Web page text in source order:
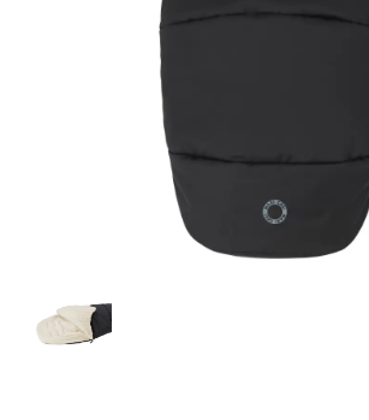
Tilbehør
Tips til gaver
Vores favoritter
Mærker